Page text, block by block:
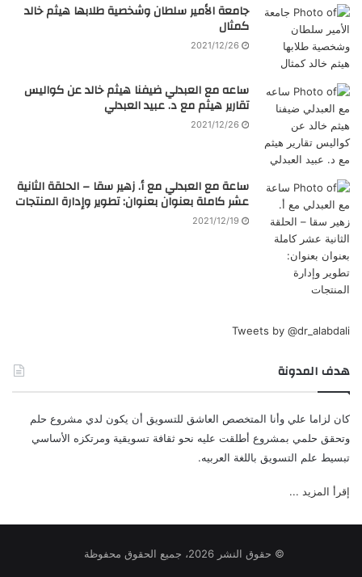
جامعة الأمير سلطان وشخصية طلابها هيثم خالد
كمثال
2021/12/26
ساعه مع العبدلي ضيفنا هيثم خالد عن كواليس
تقارير هيثم مع د. عبيد العبدلي
2021/12/26
ساعة مع العبدلي مع أ. زهير سقا – الحلقة الثانية
عشر كاملة بعنوان بعنوان: تطوير وإدارة المنتجات
2021/12/19
Tweets by @dr_alabdali
هدف المدونة
كان لزاما علي وأنا المتخصص العاشق للتسويق أن يكون لدي مشروع حلم
وتحقق حلمي بمشروع أطلقت عليه نحو ثقافة تسويقية ومرتكزه الأساسي
تبسيط علم التسويق باللغة العربيه.
إقرأ المزيد ...
© حقوق النشر 2026، جميع الحقوق محفوظة